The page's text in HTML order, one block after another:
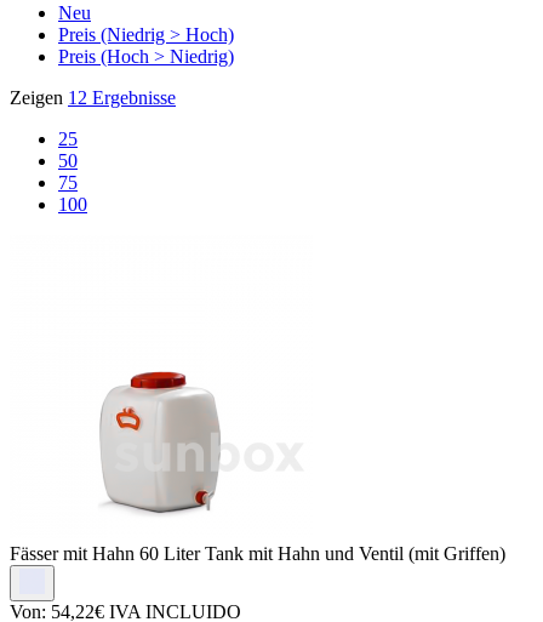
Neu
Preis (Niedrig > Hoch)
Preis (Hoch > Niedrig)
Zeigen 12 Ergebnisse
25
50
75
100
Fässer mit Hahn 60 Liter Tank mit Hahn und Ventil (mit Griffen)
Von: 54,22€ IVA INCLUIDO